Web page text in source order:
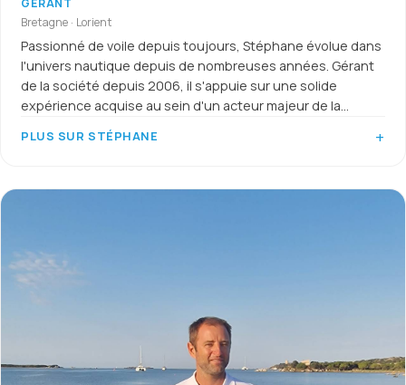
Bretagne · Lorient
Passionné de voile depuis toujours, Stéphane évolue dans
l'univers nautique depuis de nombreuses années. Gérant
de la société depuis 2006, il s'appuie sur une solide
expérience acquise au sein d'un acteur majeur de la
location de bateaux, ainsi que sur un riche parcours de
navigateur.
PLUS SUR STÉPHANE